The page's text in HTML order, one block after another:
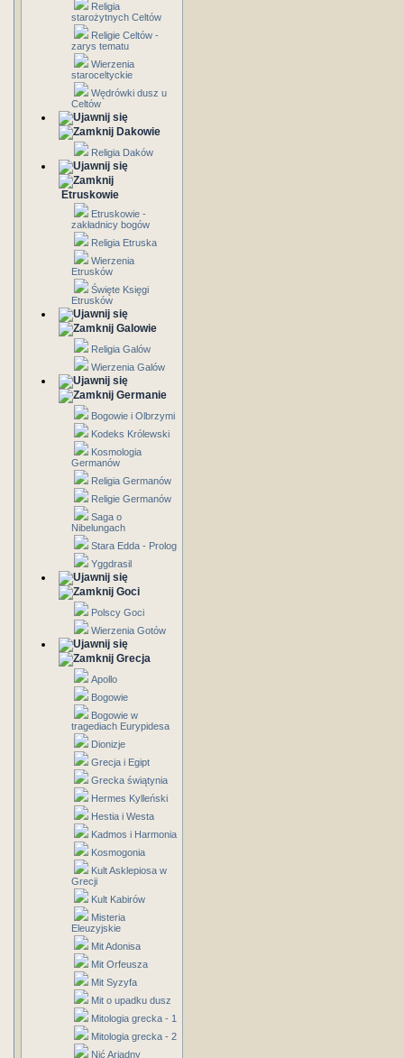
Religia
starożytnych Celtów
Religie Celtów -
zarys tematu
Wierzenia
staroceltyckie
Wędrówki dusz u
Celtów
Dakowie
Religia Daków
Etruskowie
Etruskowie -
zakładnicy bogów
Religia Etruska
Wierzenia
Etrusków
Święte Księgi
Etrusków
Galowie
Religia Galów
Wierzenia Galów
Germanie
Bogowie i Olbrzymi
Kodeks Królewski
Kosmologia
Germanów
Religia Germanów
Religie Germanów
Saga o
Nibelungach
Stara Edda - Prolog
Yggdrasil
Goci
Polscy Goci
Wierzenia Gotów
Grecja
Apollo
Bogowie
Bogowie w
tragediach Eurypidesa
Dionizje
Grecja i Egipt
Grecka świątynia
Hermes Kylleński
Hestia i Westa
Kadmos i Harmonia
Kosmogonia
Kult Asklepiosa w
Grecji
Kult Kabirów
Misteria
Eleuzyjskie
Mit Adonisa
Mit Orfeusza
Mit Syzyfa
Mit o upadku dusz
Mitologia grecka - 1
Mitologia grecka - 2
Nić Ariadny